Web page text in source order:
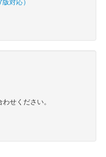
対応）
せください。